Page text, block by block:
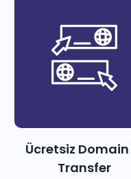
Ücretsiz
Transfer